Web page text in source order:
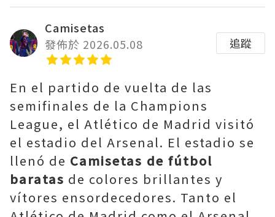
Camisetas
發佈於 2026.05.08
追蹤
En el partido de vuelta de las
semifinales de la Champions
League, el Atlético de Madrid visitó
el estadio del Arsenal. El estadio se
llenó de Camisetas de fútbol
baratas de colores brillantes y
vítores ensordecedores. Tanto el